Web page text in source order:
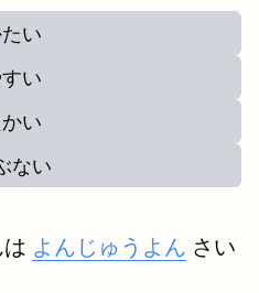
い
い
い
ない
よんじゅうよん さい